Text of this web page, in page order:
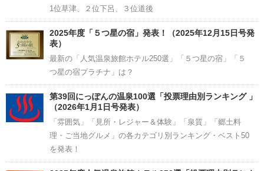
1位草津、２位下呂、３位道後
2025年度「５つ星の宿」発表！（2025年12月15日号発
表）
最新の「人気温泉旅館ホテル250選」「５つ星の宿」「５
つ星の宿プラチナ」は？
第39回にっぽんの温泉100選「投票理由別ランキング 」
（2026年1月1日号発表）
「雰囲気」「見所・レジャー＆体験」「泉質」「郷土料
理・ご当地グルメ」の各カテゴリ別ランキング・ベスト50
を発表！